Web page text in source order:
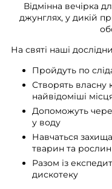
Відмінна вечірка
джунглях, у дикій
На святі наші
Пройдуть по
Створять власну
найвідоміші
Допоможуть
у воду
Навчаться
тварин та рослин
Разом із
дискотеку